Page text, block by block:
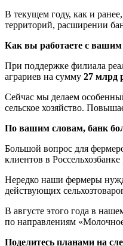
В текущем году, как и
территорий, расширении
Как вы работаете с
При поддержке филиала
аграриев на сумму 27 млрд
Сейчас мы делаем
сельское хозяйство.
По вашим словам, банк
Большой вопрос для
клиентов в
Нередко наши фермеры
действующих
В августе этого года в
по направлениям
Поделитесь планами на